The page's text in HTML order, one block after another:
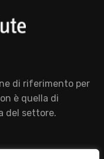
di riferimento per
è quella di
del settore.